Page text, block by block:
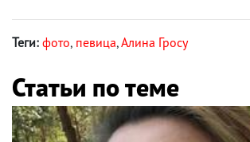
Теги: фото, певица,Алина Гросу
Статьи по теме